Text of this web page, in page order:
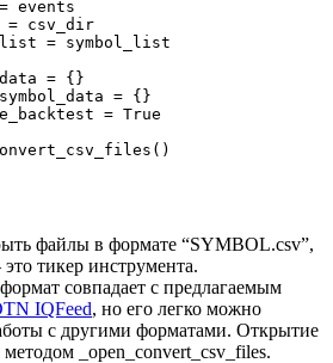
events
= csv_dir
= symbol_list
= {}
= {}
= True
файлы в формате “SYMBOL.csv”,
тикер инструмента.
совпадает с предлагаемым
IQFeed, но его легко можно
с другими форматами. Открытие
_open_convert_csv_files.